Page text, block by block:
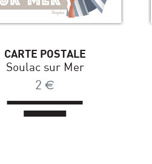
CARTE POSTALE
Bordeaux